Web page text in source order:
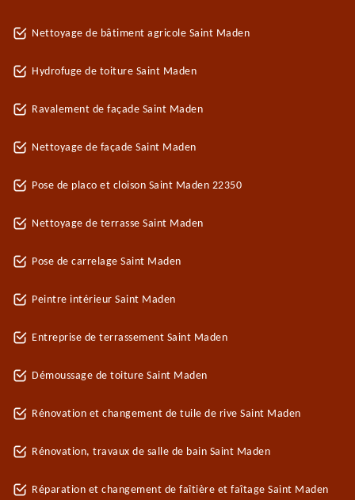
Nettoyage de bâtiment agricole Saint Maden
Hydrofuge de toiture Saint Maden
Ravalement de façade Saint Maden
Nettoyage de façade Saint Maden
Pose de placo et cloison Saint Maden 22350
Nettoyage de terrasse Saint Maden
Pose de carrelage Saint Maden
Peintre intérieur Saint Maden
Entreprise de terrassement Saint Maden
Démoussage de toiture Saint Maden
Rénovation et changement de tuile de rive Saint Maden
Rénovation, travaux de salle de bain Saint Maden
Réparation et changement de faîtière et faîtage Saint Maden